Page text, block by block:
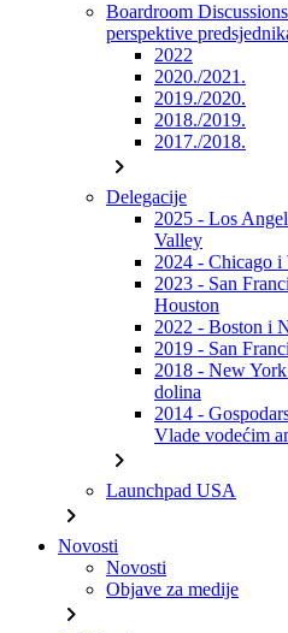
Boardroom
perspektive
2022
2020./2021.
2019./2020.
2018./2019.
2017./2018.
chevron_right
Delegacije
2025 - Los
Valley
2024 - Chicago
2023 - San
Houston
2022 - Boston i
2019 - San
2018 - New
dolina
2014 -
Vlade vodećim
chevron_right
Launchpad USA
chevron_right
Novosti
Novosti
Objave za medije
chevron_right